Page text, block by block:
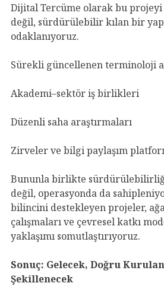
Dijital Tercüme olarak bu projeyi
değil, sürdürülebilir kılan bir
odaklanıyoruz.
Sürekli güncellenen terminoloji
Akademi–sektör iş birlikleri
Düzenli saha araştırmaları
Zirveler ve bilgi paylaşım
Bununla birlikte
değil, operasyonda da
bilincini destekleyen projeler,
çalışmaları ve çevresel katkı
yaklaşımı somutlaştırıyoruz.
Sonuç: Gelecek, Doğru
Şekillenecek